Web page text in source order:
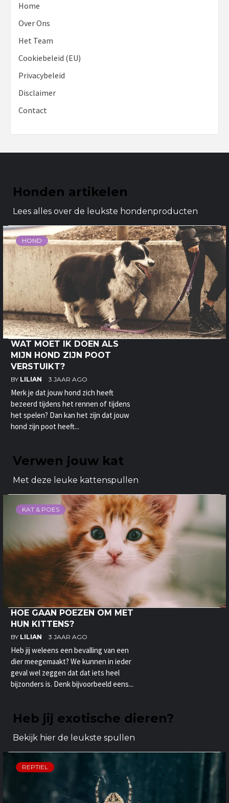
Home
Over Ons
Het Team
Cookiebeleid (EU)
Privacybeleid
Disclaimer
Contact
Honden artikelen
Lees alles over de leukste hondenproducten
HOND
WAT MOET IK DOEN ALS
MIJN HOND ZIJN POOT
VERSTUIKT?
BY LILIAN 3 JAAR AGO
Merk je dat jouw hond zich heeft
bezeerd tijdens het rennen of tijdens
het spelen? Dan kan het zijn dat jouw
hond zijn poot heeft...
Verwen jouw kat
Met deze leuke kattenspullen
KAT & POES
HOE GAAN POEZEN OM MET
HUN KITTENS?
BY LILIAN 3 JAAR AGO
Heb jij weleens een bevalling van een
dier meegemaakt? We kunnen in ieder
geval wel zeggen dat dat iets heel
bijzonders is. Denk bijvoorbeeld eens...
Heb jij exotische dieren?
Bekijk hier de leukste spullen
REPTIEL